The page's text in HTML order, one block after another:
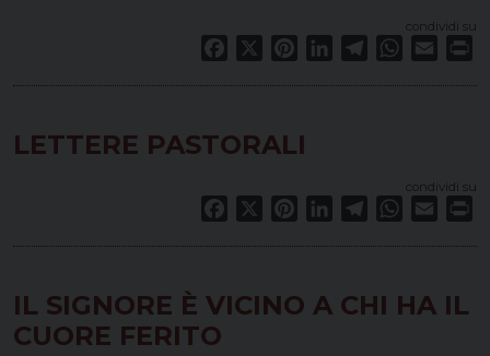
condividi su
Facebook PinterestLinkedInTelegramWhatsApp
Email
LETTERE PASTORALI
condividi su
Facebook PinterestLinkedInTelegramWhatsApp
Email
IL SIGNORE È VICINO A CHI HA IL
CUORE FERITO